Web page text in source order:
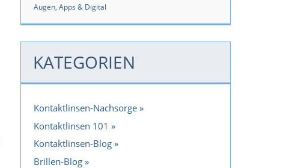
Augen, Apps & Digital
KATEGORIEN
Kontaktlinsen-Nachsorge
Kontaktlinsen 101
Kontaktlinsen-Blog
Brillen-Blog